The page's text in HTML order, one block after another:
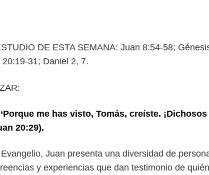
DE ESTA SEMANA: Juan 8:54-58;
31; Daniel 2, 7.
me has visto, Tomás, creíste.
20:29).
Juan presenta una diversidad de
y experiencias que dan testimonio de